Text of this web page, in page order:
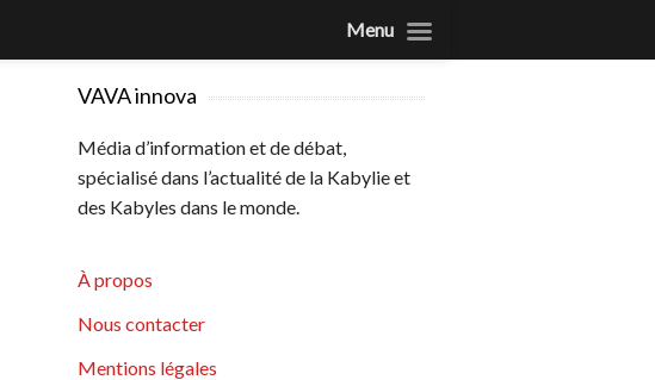
VAVA innova
Média d’information et de débat,
spécialisé dans l’actualité de la Kabylie et
des Kabyles dans le monde.
À propos
Nous contacter
Mentions légales
Menu